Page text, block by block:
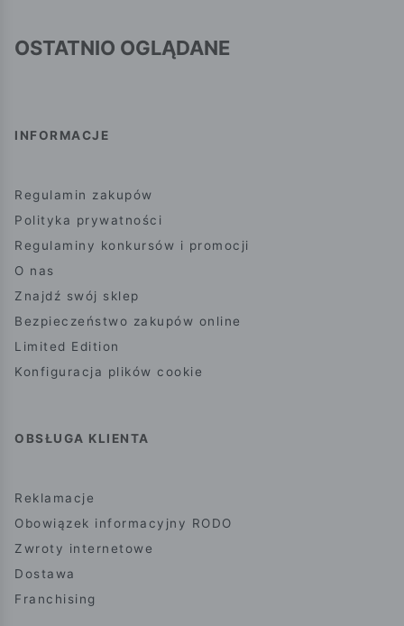
OSTATNIO OGLĄDANE
INFORMACJE
Regulamin zakupów
Polityka prywatności
Regulaminy konkursów i promocji
O nas
Znajdź swój sklep
Bezpieczeństwo zakupów online
Limited Edition
Konfiguracja plików cookie
OBSŁUGA KLIENTA
Reklamacje
Obowiązek informacyjny RODO
Zwroty internetowe
Dostawa
Franchising